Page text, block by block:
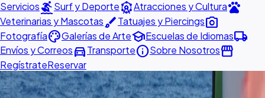
ServiciossurfingSurf y DeporteattractionsAtracciones y Culturapets
Veterinarias y MascotasbrushTatuajes y Piercingsphoto_camera
FotografíapaletteGalerías de ArteschoolEscuelas de Idiomaslocal_shipping
Envíos y Correosdirections_carTransporteinfoSobre Nosotrosstorefront
RegístrateReservar